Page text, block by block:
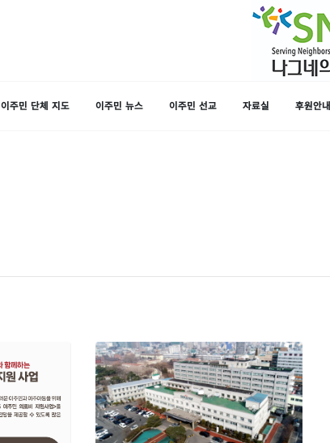
이주민 단체 지도 이주민 뉴스 이주민 선교 자료실 후원안내